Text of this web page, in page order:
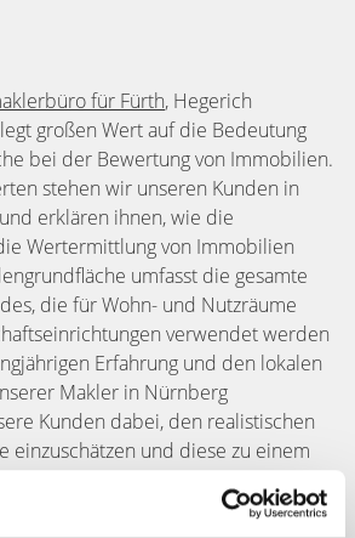
für Fürth, Hegerich
großen Wert auf die Bedeutung
bei der Bewertung von Immobilien.
stehen wir unseren Kunden in
erklären ihnen, wie die
Wertermittlung von Immobilien
umfasst die gesamte
die für Wohn- und Nutzräume
verwendet werden
Erfahrung und den lokalen
Makler in Nürnberg
Kunden dabei, den realistischen
einzuschätzen und diese zu einem
Beratung und professionelle